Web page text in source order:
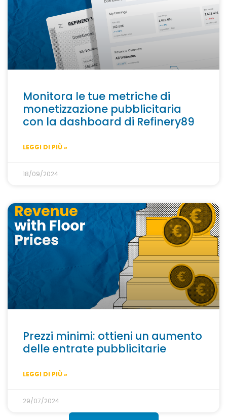
Monitora le tue metriche di
monetizzazione pubblicitaria
con la dashboard di Refinery89
LEGGI DI PIÙ »
18/09/2024
Prezzi minimi: ottieni un aumento
delle entrate pubblicitarie
LEGGI DI PIÙ »
29/07/2024